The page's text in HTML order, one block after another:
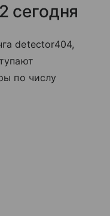
сегодня
detector404,
по числу